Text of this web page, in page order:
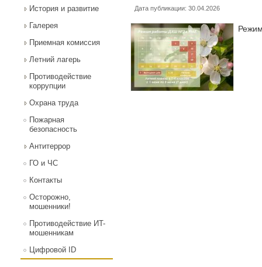
История и развитие
Галерея
Приемная комиссия
Летний лагерь
Противодействие
коррупции
Охрана труда
Пожарная
безопасность
Антитеррор
ГО и ЧС
Контакты
Осторожно,
мошенники!
Противодействие ИT-
мошенникам
Цифровой ID
Дата публикации: 30.04.2026